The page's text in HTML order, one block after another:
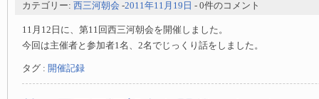
カテゴリー: 西三河朝会 -2011年11月19日 - 0件のコメント
11月12日に、第11回西三河朝会を開催しました。
今回は主催者と参加者1名、2名でじっくり話をしました。
タグ : 開催記録